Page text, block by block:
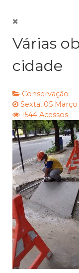
Várias
cidade
Conservação
Sexta, 05 Março
1544 Acessos